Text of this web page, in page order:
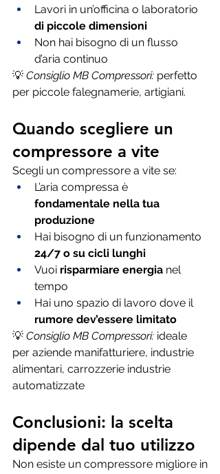
Lavori in un’officina o laboratorio
di piccole dimensioni
Non hai bisogno di un flusso
d’aria continuo
💡 Consiglio MB Compressori: perfetto
per piccole falegnamerie, artigiani.
Quando scegliere un
compressore a vite
Scegli un compressore a vite se:
L’aria compressa è
fondamentale nella tua
produzione
Hai bisogno di un funzionamento
24/7 o su cicli lunghi
Vuoi risparmiare energia nel
tempo
Hai uno spazio di lavoro dove il
rumore dev’essere limitato
💡 Consiglio MB Compressori: ideale
per aziende manifatturiere, industrie
alimentari, carrozzerie industrie
automatizzate
Conclusioni: la scelta
dipende dal tuo utilizzo
Non esiste un compressore migliore in